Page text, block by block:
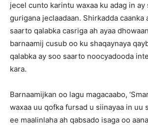
jecel cunto karintu waxaa ku adag in ay
gurigana jeclaadaan. Shirkadda caanka
saarto qalabka casriga ah ayaa
barnaamij cusub oo ku shaqaynaya
qalabka ay soo saarto noocyadooda
kara.
Barnaamijkan oo lagu magacaabo,
waxaa uu qofka fursad u siinayaa in uu
ee maalinlaha ah qabsado isaga oo